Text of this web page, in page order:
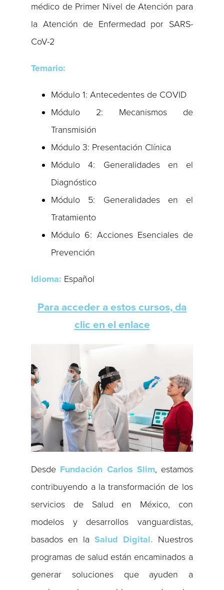
médico de Primer Nivel de Atención para
la Atención de Enfermedad por SARS-
CoV-2
Temario:
Módulo 1: Antecedentes de COVID
Módulo 2: Mecanismos de
Transmisión
Módulo 3: Presentación Clínica
Módulo 4: Generalidades en el
Diagnóstico
Módulo 5: Generalidades en el
Tratamiento
Módulo 6: Acciones Esenciales de
Prevención
Idioma: Español
Para acceder a estos cursos, da
clic en el enlace
Desde Fundación Carlos Slim, estamos
contribuyendo a la transformación de los
servicios de Salud en México, con
modelos y desarrollos vanguardistas,
basados en la Salud Digital. Nuestros
programas de salud están encaminados a
generar soluciones que ayuden a